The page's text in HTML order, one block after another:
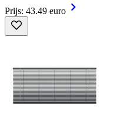
Prijs: 43.49 euro